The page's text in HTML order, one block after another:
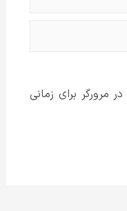
مرورگر برای زمانی